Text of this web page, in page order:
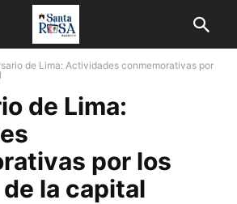
de Lima: Actividades conmemorativas por
de Lima:
por los
la capital